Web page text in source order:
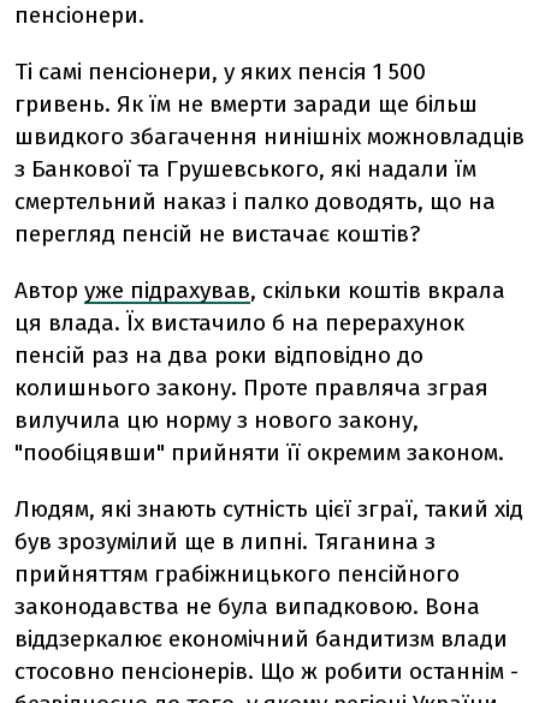
пенсіонери.
Ті самі пенсіонери, у яких пенсія 1 500
гривень. Як їм не вмерти заради ще більш
швидкого збагачення нинішніх можновладців
з Банкової та Грушевського, які надали їм
смертельний наказ і палко доводять, що на
перегляд пенсій не вистачає коштів?
Автор уже підрахував, скільки коштів вкрала
ця влада. Їх вистачило б на перерахунок
пенсій раз на два роки відповідно до
колишнього закону. Проте правляча зграя
вилучила цю норму з нового закону,
"пообіцявши" прийняти її окремим законом.
Людям, які знають сутність цієї зграї, такий хід
був зрозумілий ще в липні. Тяганина з
прийняттям грабіжницького пенсійного
законодавства не була випадковою. Вона
віддзеркалює економічний бандитизм влади
стосовно пенсіонерів. Що ж робити останнім -